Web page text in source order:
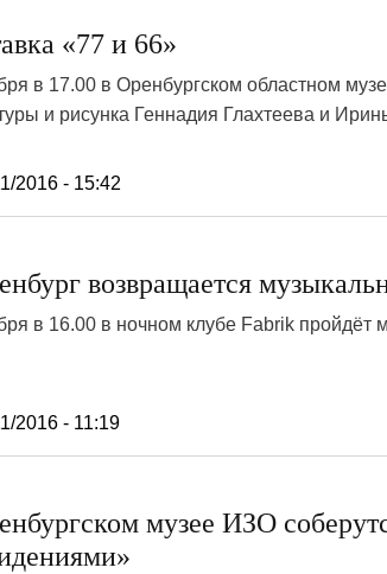
«77 и 66»
в 17.00 в Оренбургском областном
и рисунка Геннадия Глахтеева и
2016 - 15:42
возвращается
в 16.00 в ночном клубе Fabrik пройдёт
2016 - 11:19
музее ИЗО